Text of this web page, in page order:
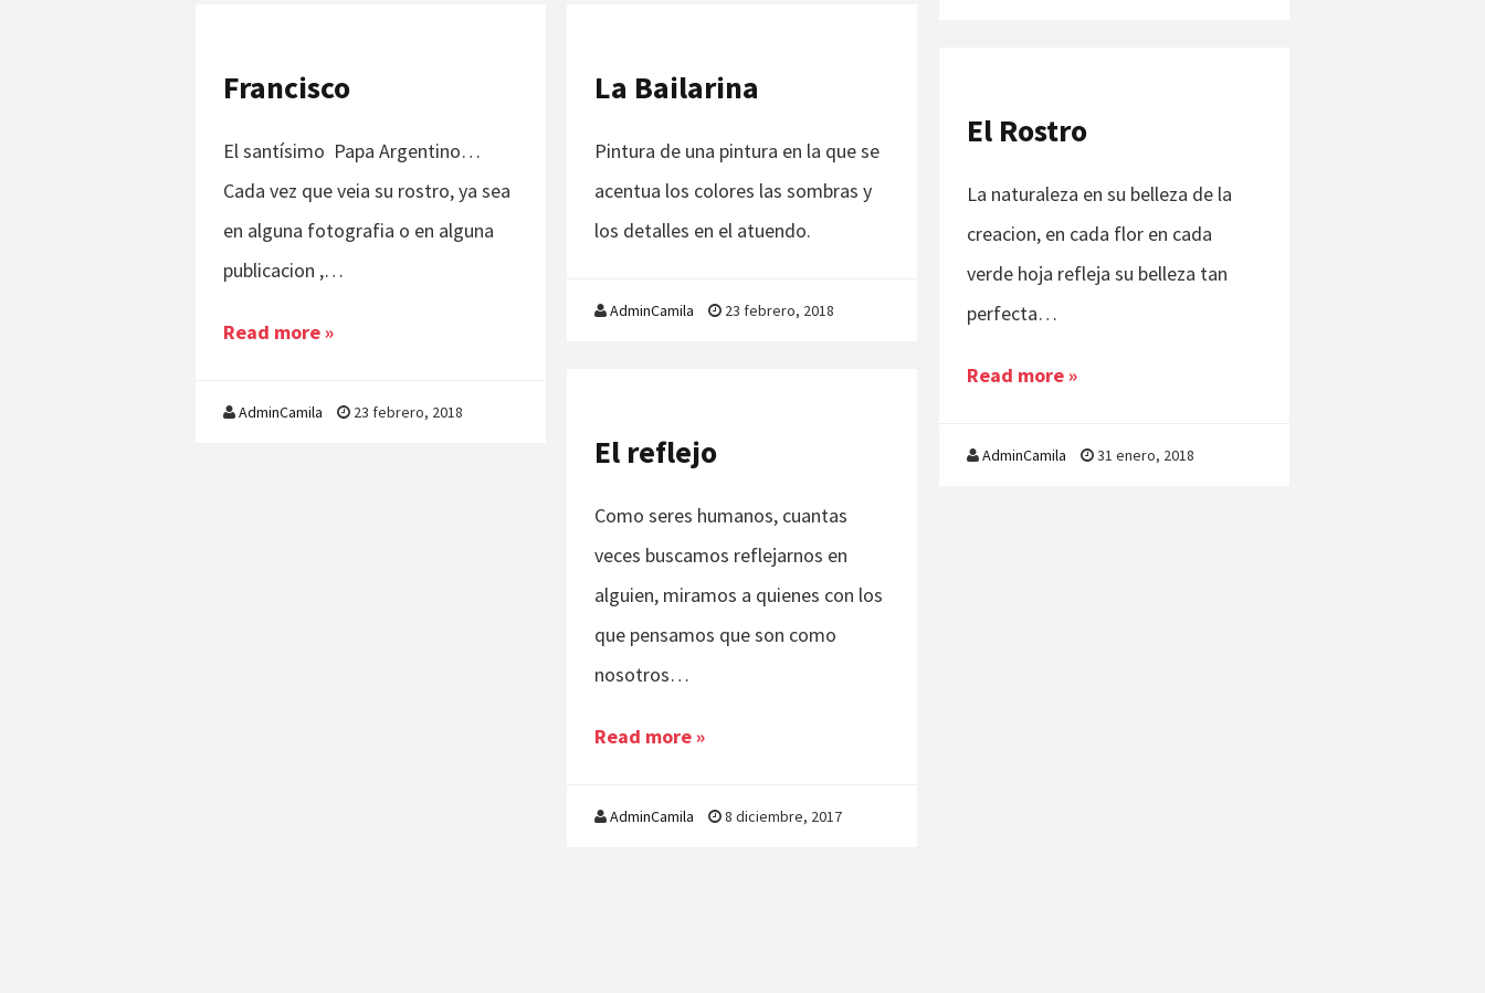
Francisco
El santísimo Papa Argentino…
Cada vez que veia su rostro, ya sea
en alguna fotografia o en alguna
publicacion ,…
Read more »
AdminCamila 23 febrero, 2018
La Bailarina
Pintura de una pintura en la que se
acentua los colores las sombras y
los detalles en el atuendo.
AdminCamila 23 febrero, 2018
El Rostro
La naturaleza en su belleza de la
creacion, en cada flor en cada
verde hoja refleja su belleza tan
perfecta…
Read more »
AdminCamila 31 enero, 2018
El reflejo
Como seres humanos, cuantas
veces buscamos reflejarnos en
alguien, miramos a quienes con los
que pensamos que son como
nosotros…
Read more »
AdminCamila 8 diciembre, 2017